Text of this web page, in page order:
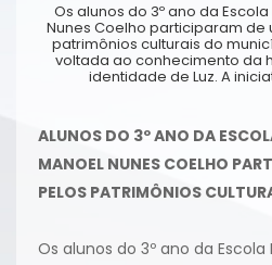
Os alunos do 3º ano da
Nunes Coelho participaram de
patrimônios culturais do
voltada ao conhecimento da
identidade de Luz. A
ALUNOS DO 3º ANO DA
MANOEL NUNES COELHO
PELOS PATRIMÔNIOS
Os alunos do 3º ano da